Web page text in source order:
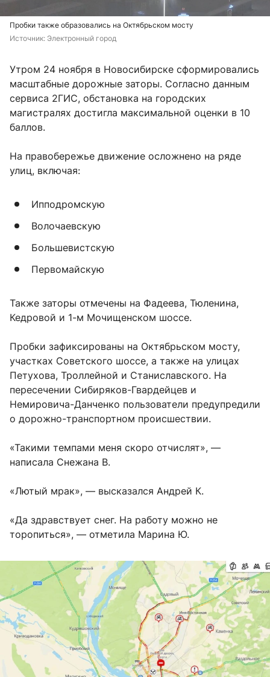
Пробки также образовались на Октябрьском мосту
Источник: Электронный город
Утром 24 ноября в Новосибирске сформировались
масштабные дорожные заторы. Согласно данным
сервиса 2ГИС, обстановка на городских
магистралях достигла максимальной оценки в 10
баллов.
На правобережье движение осложнено на ряде
улиц, включая:
Ипподромскую
Волочаевскую
Большевистскую
Первомайскую
Также заторы отмечены на Фадеева, Тюленина,
Кедровой и 1-м Мочищенском шоссе.
Пробки зафиксированы на Октябрьском мосту,
участках Советского шоссе, а также на улицах
Петухова, Троллейной и Станиславского. На
пересечении Сибиряков-Гвардейцев и
Немировича-Данченко пользователи предупредили
о дорожно-транспортном происшествии.
«Такими темпами меня скоро отчислят», —
написала Снежана В.
«Лютый мрак», — высказался Андрей К.
«Да здравствует снег. На работу можно не
торопиться», — отметила Марина Ю.